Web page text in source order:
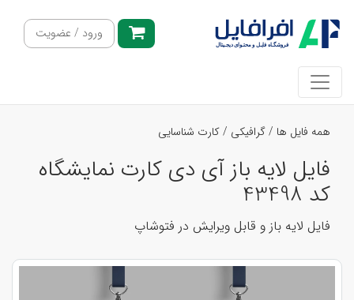
ورود / عضویت
همه فایل ها /گرافیکی /کارت شناسایی
فایل لایه باز آی دی کارت نمایشگاه
کد 43498
فایل لایه باز و قابل ویرایش در فتوشاپ